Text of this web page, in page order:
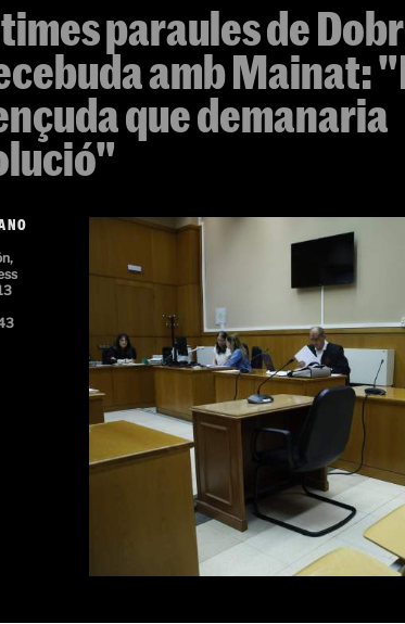
paraules de
amb Mainat:
que demanaria